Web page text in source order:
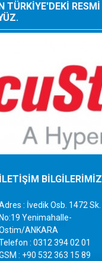
TÜRKIYE'DEKI RESMI
İLETİŞİM BİLGİLERİMİZ
: İvedik Osb. 1472 Sk.
No:19 Yenimahalle-
ANKARA
: 0312 394 02 01
: +90 532 363 15 89